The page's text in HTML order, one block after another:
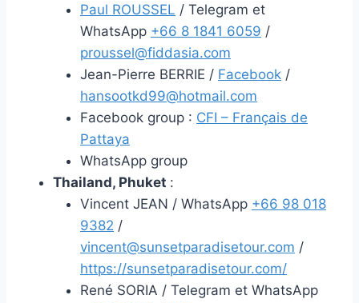
Paul ROUSSEL / Telegram et
WhatsApp +66 8 1841 6059 /
proussel@fiddasia.com
Jean-Pierre BERRIE / Facebook /
hansootkd99@hotmail.com
Facebook group : CFI – Français de
Pattaya
WhatsApp group
Thailand, Phuket :
Vincent JEAN / WhatsApp +66 98 018
9382 /
vincent@sunsetparadisetour.com /
https://sunsetparadisetour.com/
René SORIA / Telegram et WhatsApp